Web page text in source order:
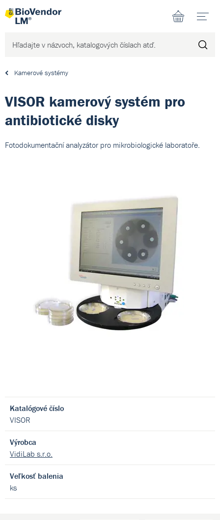
Kamerové systémy
VISOR kamerový systém pro
antibiotické disky
Fotodokumentační analyzátor pro mikrobiologické laboratoře.
Katalógové číslo
VISOR
Výrobca
VidiLab s.r.o.
Veľkosť balenia
ks